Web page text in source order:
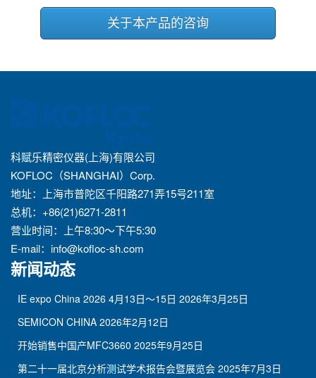
关于本产品的咨询
科赋乐精密仪器(上海)有限公司
KOFLOC（SHANGHAI）Corp.
地址：上海市普陀区千阳路271弄15号211室
总机：+86(21)6271-2811
营业时间：上午8:30～下午5:30
E-mail： info@kofloc-sh.com
新闻动态
IE expo China 2026 4月13日～15日 2026年3月25日
SEMICON CHINA 2026年2月12日
开始销售中国产MFC3660 2025年9月25日
第二十一届北京分析测试学术报告会暨展览会 2025年7月3日